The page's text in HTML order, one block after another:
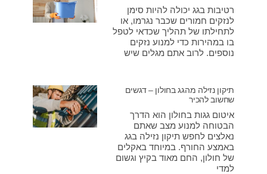
רטיבות בגג יכולה להיות סימן
לנזקים חמורים שכבר נגרמו, או
לתחילתו של תהליך שכדאי לטפל
בו במהירות כדי למנוע נזקים
נוספים. לרוב אתם מגלים שיש
תיקון נזילה מהגג בחולון – דגשים
שחשוב להכיר
איטום גגות בחולון הוא הדרך
הבטוחה למנוע מצב שאתם
נאלצים לחפש תיקון נזילה בגג
באמצע החורף. במיוחד באקלים
של חולון, החם מאוד בקיץ וגשום
למדי